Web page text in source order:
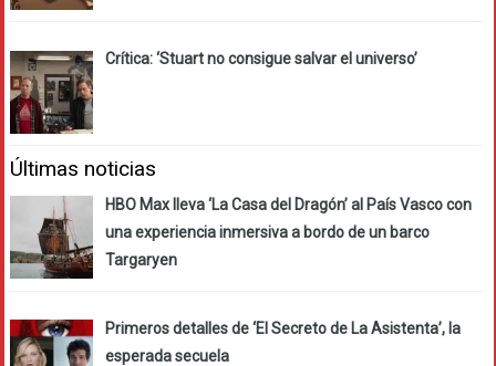
Crítica: ‘Stuart no consigue salvar el universo’
Últimas noticias
HBO Max lleva ‘La Casa del Dragón’ al País Vasco con
una experiencia inmersiva a bordo de un barco
Targaryen
Primeros detalles de ‘El Secreto de La Asistenta’, la
esperada secuela